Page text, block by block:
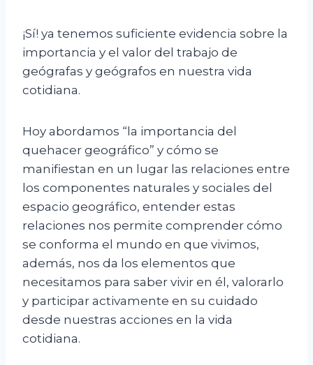
¡Sí! ya tenemos suficiente evidencia sobre la
importancia y el valor del trabajo de
geógrafas y geógrafos en nuestra vida
cotidiana.
Hoy abordamos “la importancia del
quehacer geográfico” y cómo se
manifiestan en un lugar las relaciones entre
los componentes naturales y sociales del
espacio geográfico, entender estas
relaciones nos permite comprender cómo
se conforma el mundo en que vivimos,
además, nos da los elementos que
necesitamos para saber vivir en él, valorarlo
y participar activamente en su cuidado
desde nuestras acciones en la vida
cotidiana.